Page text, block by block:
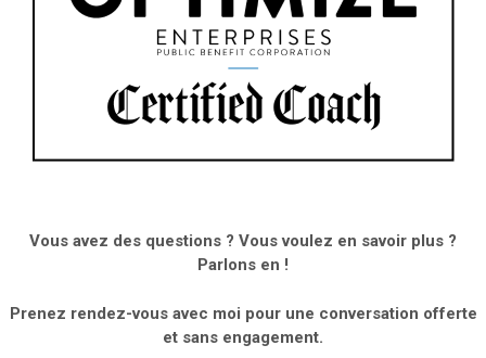
Vous avez des questions ? Vous voulez en savoir plus ?
Parlons en !
Prenez rendez-vous avec moi pour une conversation offerte
et sans engagement.